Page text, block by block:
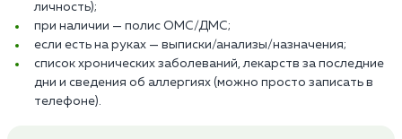
личность);
при наличии — полис ОМС/ДМС;
если есть на руках — выписки/анализы/назначения;
список хронических заболеваний, лекарств за последние
дни и сведения об аллергиях (можно просто записать в
телефоне).